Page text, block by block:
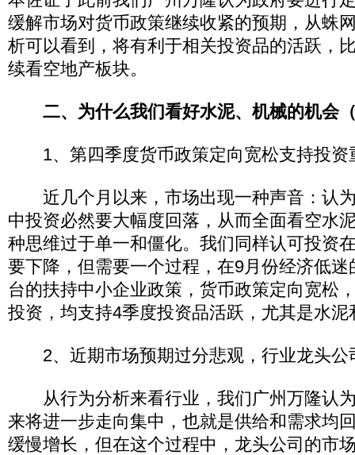
缓解市场对货币政策继续收紧的预期，从蛛
析可以看到，将有利于相关投资品的活跃，
续看空地产板块。
二、为什么我们看好水泥、机械的机会
1、第四季度货币政策定向宽松支持投资
近几个月以来，市场出现一种声音：认
中投资必然要大幅度回落，从而全面看空水
种思维过于单一和僵化。我们同样认可投资
要下降，但需要一个过程，在9月份经济低
台的扶持中小企业政策，货币政策定向宽松
投资，均支持4季度投资品活跃，尤其是水泥
2、近期市场预期过分悲观，行业龙头公
从行为分析来看行业，我们广州万隆认
来将进一步走向集中，也就是供给和需求均
缓慢增长，但在这个过程中，龙头公司的市